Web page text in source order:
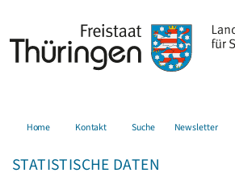
Home Kontakt Suche Newsletter
STATISTISCHE DATEN